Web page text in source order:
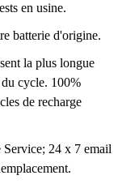
en usine.
batterie d'origine.
la plus longue
cycle. 100%
de recharge
24 x 7 email